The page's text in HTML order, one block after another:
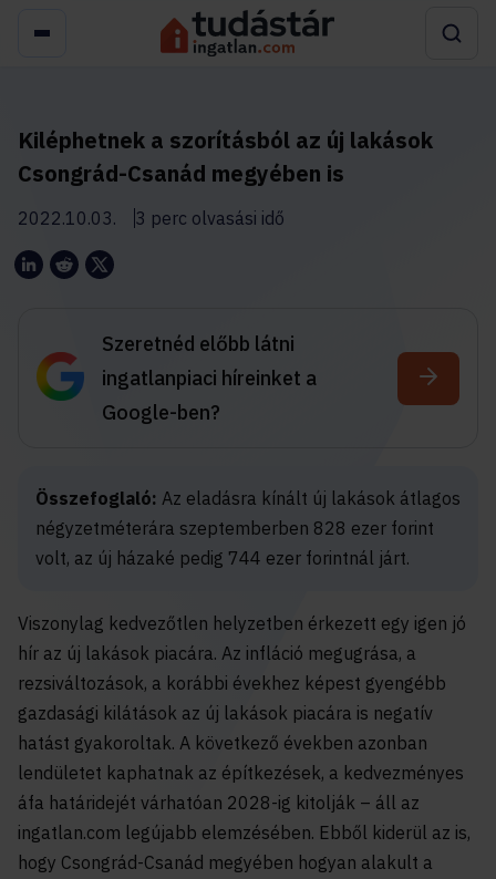
Kiléphetnek a szorításból az új lakások
Csongrád-Csanád megyében is
2022.10.03. 3 perc olvasási idő
Szeretnéd előbb látni
ingatlanpiaci híreinket a
Google-ben?
Összefoglaló: Az eladásra kínált új lakások átlagos
négyzetméterára szeptemberben 828 ezer forint
volt, az új házaké pedig 744 ezer forintnál járt.
Viszonylag kedvezőtlen helyzetben érkezett egy igen jó
hír az új lakások piacára. Az infláció megugrása, a
rezsiváltozások, a korábbi évekhez képest gyengébb
gazdasági kilátások az új lakások piacára is negatív
hatást gyakoroltak. A következő években azonban
lendületet kaphatnak az építkezések, a kedvezményes
áfa határidejét várhatóan 2028-ig kitolják – áll az
ingatlan.com legújabb elemzésében. Ebből kiderül az is,
hogy Csongrád-Csanád megyében hogyan alakult a